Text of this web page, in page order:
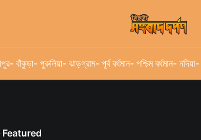
- বাঁকুড়া- পুরুলিয়া- ঝাড়গ্রাম- পূর্ব বর্ধমান- পশ্চিম বর্ধমান- নদিয়া-
Featured